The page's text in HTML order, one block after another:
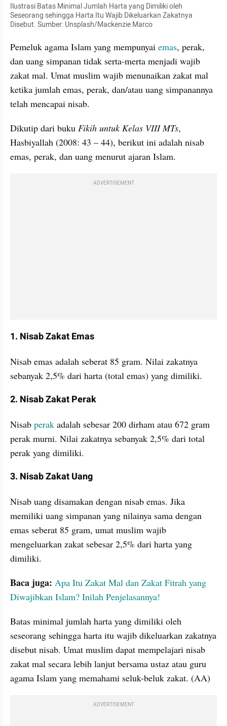
Ilustrasi Batas Minimal Jumlah Harta yang Dimiliki oleh
Seseorang sehingga Harta Itu Wajib Dikeluarkan Zakatnya
Disebut. Sumber: Unsplash/Mackenzie Marco
Pemeluk agama Islam yang mempunyai emas, perak,
dan uang simpanan tidak serta-merta menjadi wajib
zakat mal. Umat muslim wajib menunaikan zakat mal
ketika jumlah emas, perak, dan/atau uang simpanannya
telah mencapai nisab.
Dikutip dari buku Fikih untuk Kelas VIII MTs,
Hasbiyallah (2008: 43 – 44), berikut ini adalah nisab
emas, perak, dan uang menurut ajaran Islam.
ADVERTISEMENT
1. Nisab Zakat Emas
Nisab emas adalah seberat 85 gram. Nilai zakatnya
sebanyak 2,5% dari harta (total emas) yang dimiliki.
2. Nisab Zakat Perak
Nisab perak adalah sebesar 200 dirham atau 672 gram
perak murni. Nilai zakatnya sebanyak 2,5% dari total
perak yang dimiliki.
3. Nisab Zakat Uang
Nisab uang disamakan dengan nisab emas. Jika
memiliki uang simpanan yang nilainya sama dengan
emas seberat 85 gram, umat muslim wajib
mengeluarkan zakat sebesar 2,5% dari harta yang
dimiliki.
Baca juga: Apa Itu Zakat Mal dan Zakat Fitrah yang
Diwajibkan Islam? Inilah Penjelasannya!
Batas minimal jumlah harta yang dimiliki oleh
seseorang sehingga harta itu wajib dikeluarkan zakatnya
disebut nisab. Umat muslim dapat mempelajari nisab
zakat mal secara lebih lanjut bersama ustaz atau guru
agama Islam yang memahami seluk-beluk zakat. (AA)
ADVERTISEMENT